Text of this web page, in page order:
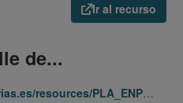
Ir al recurso
de...
URB_PLA/GC/Moga/ed-orddeparg/indice.html